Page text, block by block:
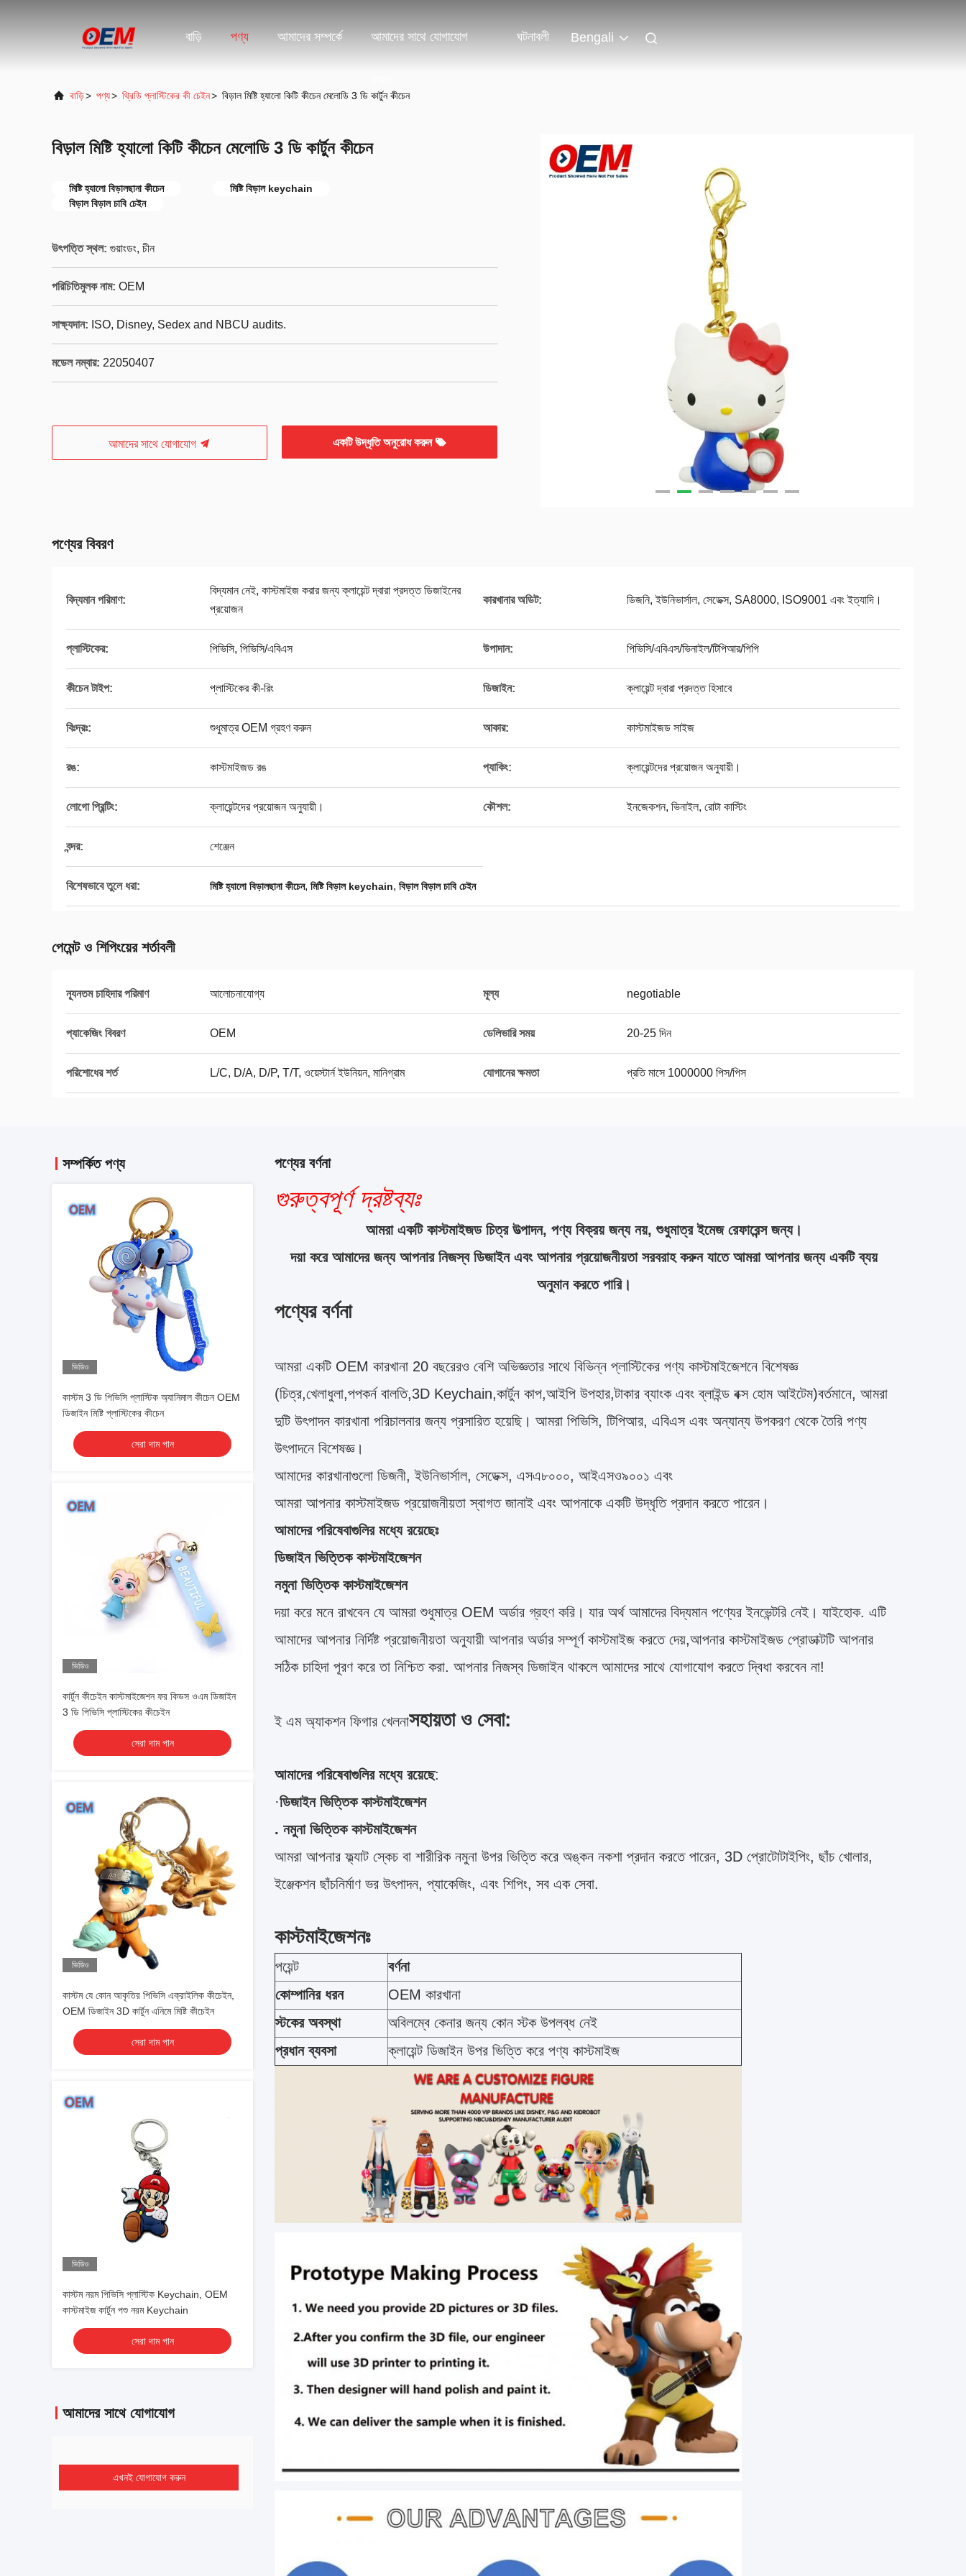
বাড়ি পণ্য আমাদের সম্পর্কে আমাদের সাথে যোগাযোগ ঘটনাবলী Bengali
বাড়ি> পণ্য> থ্রিডি প্লাস্টিকের কী চেইন> বিড়াল মিষ্টি হ্যালো কিটি কীচেন মেলোডি 3 ডি কার্টুন কীচেন
বিড়াল মিষ্টি হ্যালো কিটি কীচেন মেলোডি 3 ডি কার্টুন কীচেন
মিষ্টি হ্যালো বিড়ালছানা কীচেন
মিষ্টি বিড়াল keychain
বিড়াল বিড়াল চাবি চেইন
উৎপত্তি স্থল: গুয়াংডং, চীন
পরিচিতিমুলক নাম: OEM
সাক্ষ্যদান: ISO, Disney, Sedex and NBCU audits.
মডেল নম্বার: 22050407
আমাদের সাথে যোগাযোগ একটি উদ্ধৃতি অনুরোধ করুন
পণ্যের বিবরণ
বিদ্যমান পরিমাণ:
বিদ্যমান নেই, কাস্টমাইজ করার জন্য ক্লায়েন্ট দ্বারা প্রদত্ত ডিজাইনের
প্রয়োজন
কারখানার অডিট: ডিজনি, ইউনিভার্সাল, সেডেক্স, SA8000, ISO9001 এবং ইত্যাদি।
প্লাস্টিকের: পিভিসি, পিভিসি/এবিএস উপাদান: পিভিসি/এবিএস/ভিনাইল/টিপিআর/পিপি
কীচেন টাইপ: প্লাস্টিকের কী-রিং ডিজাইন: ক্লায়েন্ট দ্বারা প্রদত্ত হিসাবে
বিঃদ্রঃ: শুধুমাত্র OEM গ্রহণ করুন আকার: কাস্টমাইজড সাইজ
রঙ: কাস্টমাইজড রঙ প্যাকিং: ক্লায়েন্টদের প্রয়োজন অনুযায়ী।
লোগো প্রিন্টিং: ক্লায়েন্টদের প্রয়োজন অনুযায়ী। কৌশল: ইনজেকশন, ভিনাইল, রোটা কাস্টিং
বন্দর: শেঞ্জেন
বিশেষভাবে তুলে ধরা: মিষ্টি হ্যালো বিড়ালছানা কীচেন, মিষ্টি বিড়াল keychain, বিড়াল বিড়াল চাবি চেইন
পেমেন্ট ও শিপিংয়ের শর্তাবলী
ন্যূনতম চাহিদার পরিমাণ আলোচনাযোগ্য মূল্য negotiable
প্যাকেজিং বিবরণ OEM ডেলিভারি সময় 20-25 দিন
পরিশোধের শর্ত L/C, D/A, D/P, T/T, ওয়েস্টার্ন ইউনিয়ন, মানিগ্রাম যোগানের ক্ষমতা প্রতি মাসে 1000000 পিস/পিস
সম্পর্কিত পণ্য
ভিডিও
কাস্টম 3 ডি পিভিসি প্লাস্টিক অ্যানিমাল কীচেন OEM
ডিজাইন মিষ্টি প্লাস্টিকের কীচেন
সেরা দাম পান
ভিডিও
কার্টুন কীচেইন কাস্টমাইজেশন ফর কিডস ওএম ডিজাইন
3 ডি পিভিসি প্লাস্টিকের কীচেইন
সেরা দাম পান
ভিডিও
কাস্টম যে কোন আকৃতির পিভিসি এক্রাইলিক কীচেইন,
OEM ডিজাইন 3D কার্টুন এনিমে মিষ্টি কীচেইন
সেরা দাম পান
ভিডিও
কাস্টম নরম পিভিসি প্লাস্টিক Keychain, OEM
কাস্টমাইজ কার্টুন পশু নরম Keychain
সেরা দাম পান
আমাদের সাথে যোগাযোগ
এখনই যোগাযোগ করুন
পণ্যের বর্ণনা
গুরুত্বপূর্ণ দ্রষ্টব্যঃ
আমরা একটি কাস্টমাইজড চিত্র উত্পাদন, পণ্য বিক্রয় জন্য নয়, শুধুমাত্র ইমেজ রেফারেন্স জন্য।
দয়া করে আমাদের জন্য আপনার নিজস্ব ডিজাইন এবং আপনার প্রয়োজনীয়তা সরবরাহ করুন যাতে আমরা আপনার জন্য একটি ব্যয়
অনুমান করতে পারি।
পণ্যের বর্ণনা
আমরা একটি OEM কারখানা 20 বছরেরও বেশি অভিজ্ঞতার সাথে বিভিন্ন প্লাস্টিকের পণ্য কাস্টমাইজেশনে বিশেষজ্ঞ
(চিত্র,খেলাধুলা,পপকর্ন বালতি,3D Keychain,কার্টুন কাপ,আইপি উপহার,টাকার ব্যাংক এবং ব্লাইন্ড বক্স হোম আইটেম)বর্তমানে, আমরা
দুটি উৎপাদন কারখানা পরিচালনার জন্য প্রসারিত হয়েছি। আমরা পিভিসি, টিপিআর, এবিএস এবং অন্যান্য উপকরণ থেকে তৈরি পণ্য
উৎপাদনে বিশেষজ্ঞ।
আমাদের কারখানাগুলো ডিজনী, ইউনিভার্সাল, সেডেক্স, এসএ৮০০০, আইএসও৯০০১ এবং
আমরা আপনার কাস্টমাইজড প্রয়োজনীয়তা স্বাগত জানাই এবং আপনাকে একটি উদ্ধৃতি প্রদান করতে পারেন।
আমাদের পরিষেবাগুলির মধ্যে রয়েছেঃ
ডিজাইন ভিত্তিক কাস্টমাইজেশন
নমুনা ভিত্তিক কাস্টমাইজেশন
দয়া করে মনে রাখবেন যে আমরা শুধুমাত্র OEM অর্ডার গ্রহণ করি। যার অর্থ আমাদের বিদ্যমান পণ্যের ইনভেন্টরি নেই। যাইহোক. এটি
আমাদের আপনার নির্দিষ্ট প্রয়োজনীয়তা অনুযায়ী আপনার অর্ডার সম্পূর্ণ কাস্টমাইজ করতে দেয়,আপনার কাস্টমাইজড প্রোডাক্টটি আপনার
সঠিক চাহিদা পূরণ করে তা নিশ্চিত করা. আপনার নিজস্ব ডিজাইন থাকলে আমাদের সাথে যোগাযোগ করতে দ্বিধা করবেন না!
ই এম অ্যাকশন ফিগার খেলনাসহায়তা ও সেবা:
আমাদের পরিষেবাগুলির মধ্যে রয়েছে:
·ডিজাইন ভিত্তিক কাস্টমাইজেশন
. নমুনা ভিত্তিক কাস্টমাইজেশন
আমরা আপনার ফ্ল্যাট স্কেচ বা শারীরিক নমুনা উপর ভিত্তি করে অঙ্কন নকশা প্রদান করতে পারেন, 3D প্রোটোটাইপিং, ছাঁচ খোলার,
ইঞ্জেকশন ছাঁচনির্মাণ ভর উৎপাদন, প্যাকেজিং, এবং শিপিং, সব এক সেবা.
কাস্টমাইজেশনঃ
পয়েন্ট
বর্ণনা
কোম্পানির ধরন
OEM কারখানা
স্টকের অবস্থা
অবিলম্বে কেনার জন্য কোন স্টক উপলব্ধ নেই
প্রধান ব্যবসা
ক্লায়েন্ট ডিজাইন উপর ভিত্তি করে পণ্য কাস্টমাইজ